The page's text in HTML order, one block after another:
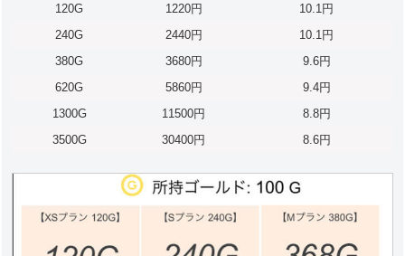
120G
1220円
10.1円
240G
2440円
10.1円
380G
3680円
9.6円
620G
5860円
9.4円
1300G
11500円
8.8円
3500G
30400円 8.6円